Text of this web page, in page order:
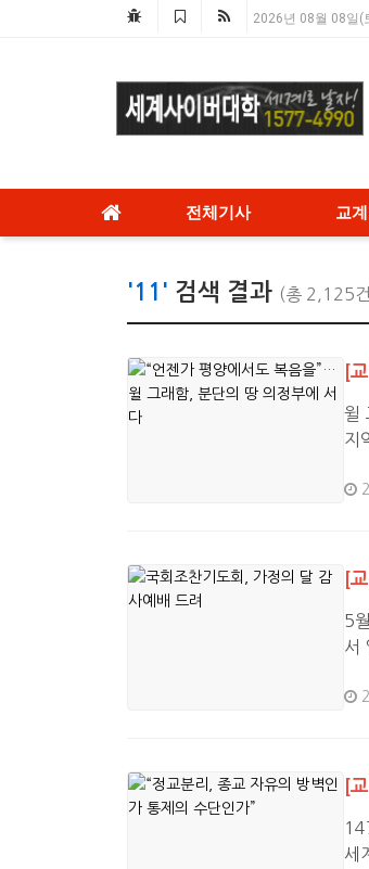
2026년 08월 08일(
전체기사 교
'11' 검색 결과 (총 2,125
[
윌
지
윌
[
5
서
드
[
세